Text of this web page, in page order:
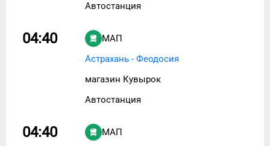
Автостанция
04:40
МАП
Астрахань - Феодосия
магазин Кувырок
Автостанция
04:40
МАП